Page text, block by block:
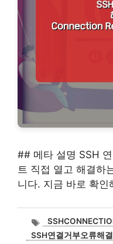
## 메타 설명 SSH
트 직접 열고 해결하
니다. 지금 바로 확인
태
그
SSH연결거부오류해결